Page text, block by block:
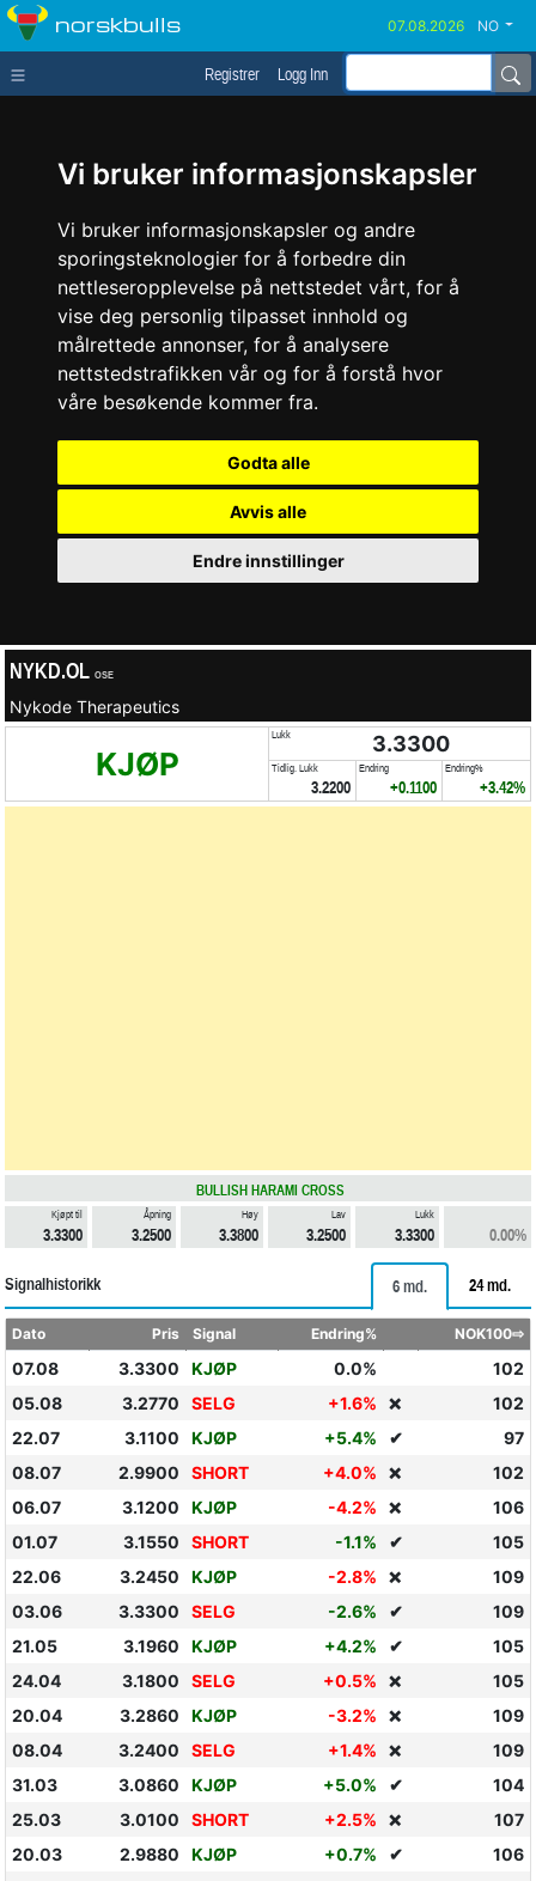
Vi bruker informasjonskapsler
Vi bruker informasjonskapsler og andre
sporingsteknologier for å forbedre din
nettleseropplevelse på nettstedet vårt, for å
vise deg personlig tilpasset innhold og
målrettede annonser, for å analysere
nettstedstrafikken vår og for å forstå hvor
våre besøkende kommer fra.
Godta alle
Avvis alle
Endre innstillinger
norskbulls NO
Registrer Logg Inn
NYKD.OL OSE
Nykode Therapeutics
KJØP
Lukk 3.3300
Tidlig. Lukk
3.2200
Endring
+0.1100
Endring%
+3.42%
BULLISH HARAMI CROSS
Kjøpt til
3.3300
Åpning
3.2500
Høy
3.3800
Lav
3.2500
Lukk
3.3300 0.00%
Signalhistorikk 6 md. 24 md.
Dato Pris Signal Endring% NOK100⇨
07.08 3.3300 KJØP 0.0%
102
05.08
3.2770 SELG +1.6% ❌
102
22.07
3.1100 KJØP +5.4% ✔
97
08.07
2.9900 SHORT +4.0% ❌
102
06.07
3.1200 KJØP -4.2% ❌
106
01.07
3.1550 SHORT -1.1% ✔
105
22.06
3.2450 KJØP -2.8% ❌
109
03.06
3.3300 SELG -2.6% ✔
109
21.05
3.1960 KJØP +4.2% ✔
105
24.04
3.1800 SELG +0.5% ❌
105
20.04
3.2860 KJØP -3.2% ❌
109
08.04
3.2400 SELG +1.4% ❌
109
31.03
3.0860 KJØP +5.0% ✔
104
25.03
3.0100 SHORT +2.5% ❌
107
20.03
2.9880 KJØP +0.7% ✔
106